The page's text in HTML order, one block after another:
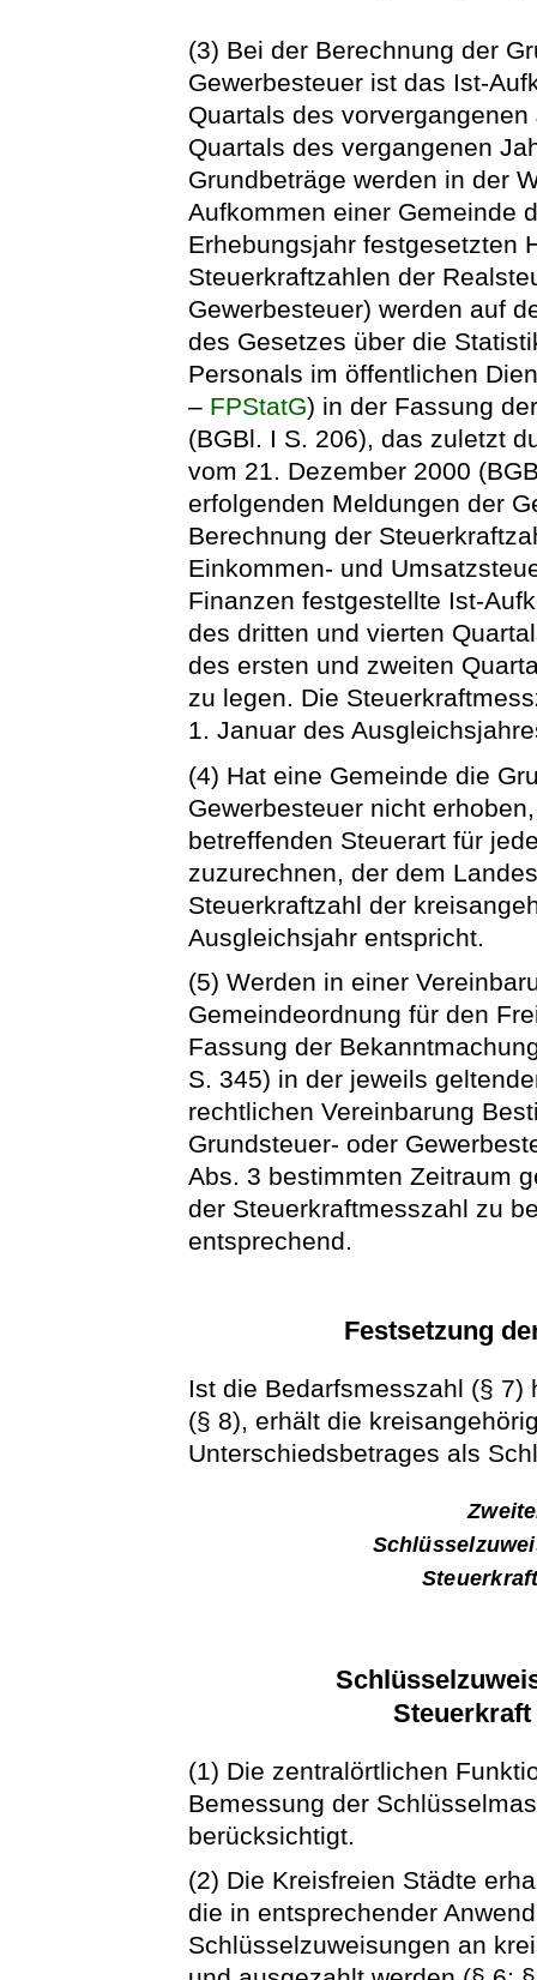
(3) Bei der Berechnung der
Gewerbesteuer ist das Ist-
Quartals des
Quartals des vergangenen
Grundbeträge werden in der
Aufkommen einer Gemeinde
Erhebungsjahr festgesetzten
Steuerkraftzahlen der
Gewerbesteuer) werden auf
des Gesetzes über die
Personals im öffentlichen
– FPStatG) in der Fassung
(BGBl. I S. 206), das zuletzt
vom 21. Dezember 2000
erfolgenden Meldungen der
Berechnung der
Einkommen- und
Finanzen festgestellte Ist-
des dritten und vierten
des ersten und zweiten
zu legen. Die
1. Januar des
(4) Hat eine Gemeinde die
Gewerbesteuer nicht
betreffenden Steuerart für
zuzurechnen, der dem
Steuerkraftzahl der
Ausgleichsjahr entspricht.
(5) Werden in einer
Gemeindeordnung für den
Fassung der
S. 345) in der jeweils
rechtlichen Vereinbarung
Grundsteuer- oder
Abs. 3 bestimmten Zeitraum
der Steuerkraftmesszahl zu
entsprechend.
Festsetzung
Ist die Bedarfsmesszahl (§
(§ 8), erhält die
Unterschiedsbetrages als
(1) Die zentralörtlichen
Bemessung der
berücksichtigt.
(2) Die Kreisfreien Städte
die in entsprechender
Schlüsselzuweisungen an